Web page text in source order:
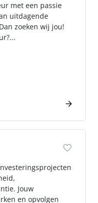
met een passie
uitdagende
zoeken wij jou!
Jouw
en opvolgen